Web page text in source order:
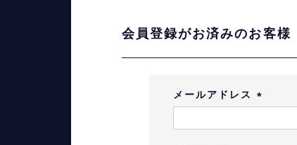
会員登録がお済みのお客様
メールアドレス
必